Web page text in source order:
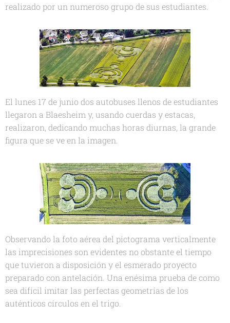
realizado por un numeroso grupo de sus estudiantes.
El lunes 17 de junio dos autobuses llenos de estudiantes
llegaron a Blaesheim y, usando cuerdas y estacas,
realizaron, dedicando muchas horas diurnas, la grande
figura que se ve en la imagen.
Observando la foto aérea del pictograma verticalmente
las imprecisiones son evidentes no obstante el tiempo
que tuvieron a disposición y el esmerado proyecto
preparado con antelación. Una enésima prueba de como
sea difícil imitar las perfectas geometrías de los
auténticos círculos en el trigo.